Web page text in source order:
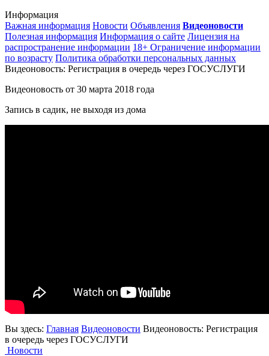
Информация
Важная информация Новости Объявления Видеоновости
Полезная информация Информация о сайте Лицензия на
распространение информации 18+ Ограничение информации
по возрасту Политика обработки персональных данных
Видеоновость: Регистрация в очередь через ГОСУСЛУГИ
Видеоновость от 30 марта 2018 года
Запись в садик, не выходя из дома
Вы здесь: Главная Видеоновости Видеоновость: Регистрация
в очередь через ГОСУСЛУГИ
Новости